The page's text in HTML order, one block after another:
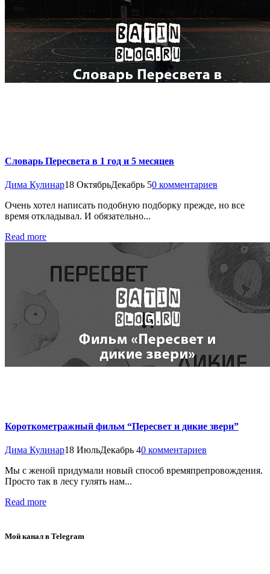
Словарь Пересвета в 1 год и 5 месяцев
Дима Кулинар18 ОктябрьДекабрь 50 комментариев
Очень хотел написать подобную подборку прежде, но все
время откладывал. И обязательно...
Read more
Короткометражный фильм “Пересвет и дикие звери”
Дима Кулинар18 ИюльДекабрь 40 комментариев
Мы с женой придумали новый способ времяпрепровождения.
Просто так в лесу гулять нам...
Read more
Мой канал в Telegram